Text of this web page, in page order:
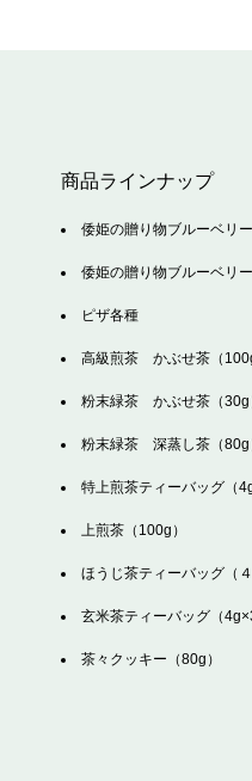
商品ラインナップ
倭姫の贈り物ブルーベリ
倭姫の贈り物ブルーベリ
ピザ各種
高級煎茶 かぶせ茶（100g
粉末緑茶 かぶせ茶（30g
粉末緑茶 深蒸し茶（80g
特上煎茶ティーバッグ（
上煎茶（100g）
ほうじ茶ティーバッグ（
玄米茶ティーバッグ（
茶々クッキー（80g）